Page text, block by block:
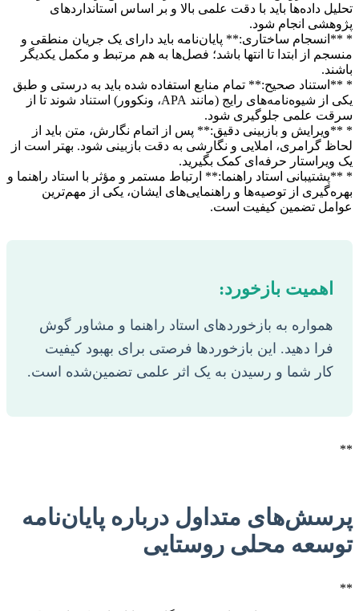
تحلیل داده‌ها باید با دقت علمی بالا و بر اساس استانداردهای
پژوهشی انجام شود.
* **انسجام ساختاری:** پایان‌نامه باید دارای یک جریان منطقی و
منسجم از ابتدا تا انتها باشد؛ فصل‌ها به هم مرتبط و مکمل یکدیگر
باشند.
* **استناد صحیح:** تمام منابع استفاده شده باید به درستی و طبق
یکی از شیوه‌نامه‌های رایج (مانند APA، ونکوور) استناد شوند تا از
سرقت علمی جلوگیری شود.
* **ویرایش و بازبینی دقیق:** پس از اتمام نگارش، متن باید از
لحاظ گرامری، املایی و نگارشی به دقت بازبینی شود. بهتر است از
یک ویراستار حرفه‌ای کمک بگیرید.
* **پشتیبانی استاد راهنما:** ارتباط مستمر و مؤثر با استاد راهنما و
بهره‌گیری از توصیه‌ها و راهنمایی‌های ایشان، یکی از مهم‌ترین
عوامل تضمین کیفیت است.
اهمیت بازخورد:
همواره به بازخوردهای استاد راهنما و مشاور گوش
فرا دهید. این بازخوردها فرصتی برای بهبود کیفیت
کار شما و رسیدن به یک اثر علمی تضمین‌شده است.
**
پرسش‌های متداول درباره پایان‌نامه
توسعه محلی روستایی
**